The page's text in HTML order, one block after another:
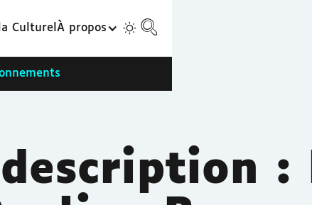
Culturel À propos
: